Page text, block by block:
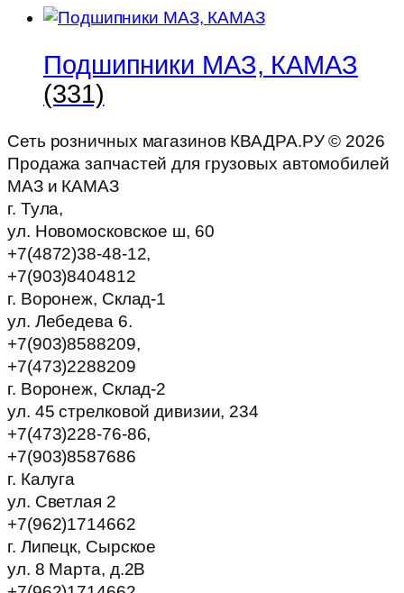
Подшипники МАЗ, КАМАЗ
(331)
Сеть розничных магазинов КВАДРА.РУ © 2026
Продажа запчастей для грузовых автомобилей
МАЗ и КАМАЗ
г. Тула,
ул. Новомосковское ш, 60
+7(4872)38-48-12,
+7(903)8404812
г. Воронеж, Склад-1
ул. Лебедева 6.
+7(903)8588209,
+7(473)2288209
г. Воронеж, Склад-2
ул. 45 стрелковой дивизии, 234
+7(473)228-76-86,
+7(903)8587686
г. Калуга
ул. Светлая 2
+7(962)1714662
г. Липецк, Сырское
ул. 8 Марта, д.2В